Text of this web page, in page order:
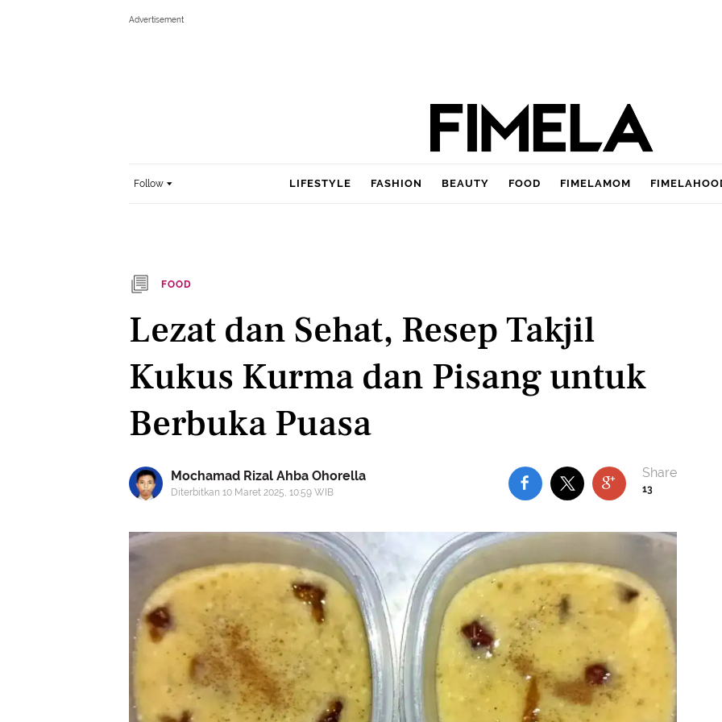
Follow LIFESTYLE FASHION BEAUTY FOOD FIMELAMOM
FOOD
Lezat dan Sehat, Resep Takjil
Kukus Kurma dan Pisang untuk
Berbuka Puasa
Mochamad Rizal Ahba Ohorella
Diterbitkan 10 Maret 2025, 10:59 WIB 13